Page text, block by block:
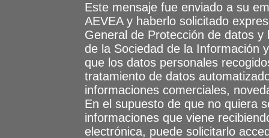
Este mensaje fue enviado a su
AEVEA y haberlo solicitado
General de Protección de datos
de la Sociedad de la Información
que los datos personales
tratamiento de datos
informaciones comerciales,
En el supuesto de que no quiera
informaciones que viene
electrónica, puede solicitarlo